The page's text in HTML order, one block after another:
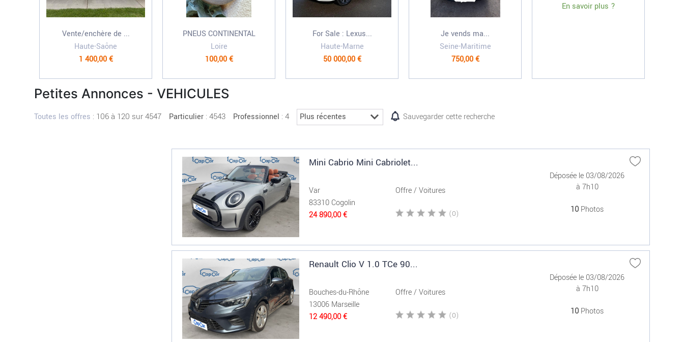
Vente/enchère de ...
Haute-Saône
1 400,00 €
PNEUS CONTINENTAL
Loire
100,00 €
For Sale : Lexus...
Haute-Marne
50 000,00 €
Je vends ma...
Seine-Maritime
750,00 €
En savoir plus ?
Petites Annonces - VEHICULES
Toutes les offres : 106 à 120 sur 4547 Particulier : 4543 Professionnel : 4 Sauvegarder cette recherche
Mini Cabrio Mini Cabriolet...
Var
83310 Cogolin
24 890,00 €
Offre / Voitures
(0)
Déposée le 03/08/2026
à 7h10
10 Photos
Renault Clio V 1.0 TCe 90...
Bouches-du-Rhône
13006 Marseille
12 490,00 €
Offre / Voitures
(0)
Déposée le 03/08/2026
à 7h10
10 Photos